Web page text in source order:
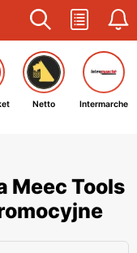
Netto Intermarche
Meec Tools